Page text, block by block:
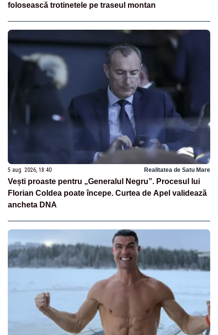
folosească trotinetele pe traseul montan
5 aug. 2026, 18:40 Realitatea de Satu Mare
Vești proaste pentru „Generalul Negru”. Procesul lui
Florian Coldea poate începe. Curtea de Apel validează
ancheta DNA